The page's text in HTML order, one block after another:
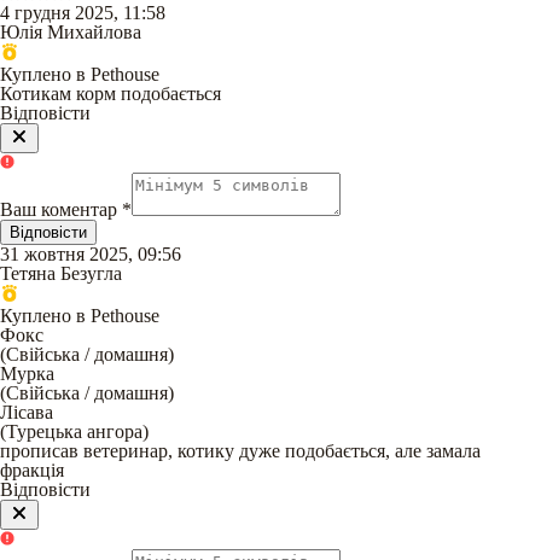
4 грудня 2025, 11:58
Юлія Михайлова
Куплено в Pethouse
Котикам корм подобається
Відповісти
Ваш коментар *
Відповісти
31 жовтня 2025, 09:56
Тетяна Безугла
Куплено в Pethouse
Фокс
(Свійська / домашня)
Мурка
(Свійська / домашня)
Лісава
(Турецька ангора)
прописав ветеринар, котику дуже подобається, але замала
фракція
Відповісти